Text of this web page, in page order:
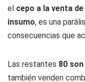
el cepo a la venta de
insumo, es una
consecuencias que
Las restantes 80
también venden